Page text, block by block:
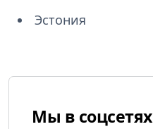
Эстония
Мы в соцсетях